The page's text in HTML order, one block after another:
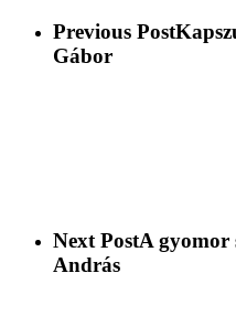
Previous Post
Gábor
Next PostA gyomor
András